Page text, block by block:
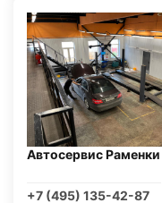
Автосервис Раменки
+7 (495) 135-42-87